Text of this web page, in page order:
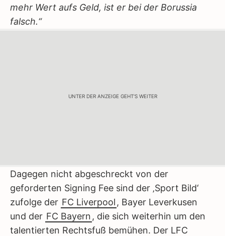
mehr Wert aufs Geld, ist er bei der Borussia
falsch.“
UNTER DER ANZEIGE GEHT'S WEITER
Dagegen nicht abgeschreckt von der
geforderten Signing Fee sind der ‚Sport Bild‘
zufolge der FC Liverpool , Bayer Leverkusen
und der FC Bayern , die sich weiterhin um den
talentierten Rechtsfuß bemühen. Der LFC